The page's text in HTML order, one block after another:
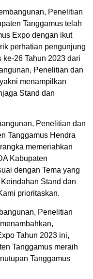
Penelitian
Tanggamus telah
Expo dengan ikut
perhatian pengunjung
26 Tahun 2023 dari
Penelitian dan
menampilkan
Stand dan
Penelitian dan
Tanggamus Hendra
memeriahkan
Kabupaten
dengan Tema yang
Stand dan
prioritaskan.
Penelitian
Tahun 2023 ini,
Tanggamus meraih
Tanggamus